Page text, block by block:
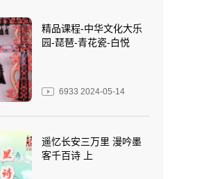
精品课程-中华文化大乐
园-琵琶-青花瓷-白悦
6933 2024-05-14
遥忆长安三万里 漫吟墨
客千百诗 上